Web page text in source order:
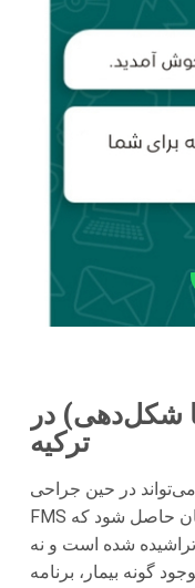
شکل‌دهی) در
ترکیه
در حین جراحی
FMS مورد بررسی قرار گیرد تا اطمینان حاصل شود که
شده است و نه
گونه بیمار، برنامه